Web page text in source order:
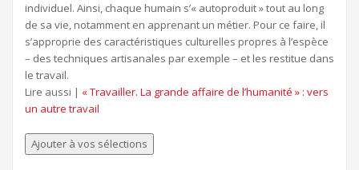
individuel. Ainsi, chaque humain s’« autoproduit » tout au long
de sa vie, notamment en apprenant un métier. Pour ce faire, il
s’approprie des caractéristiques culturelles propres à l’espèce
– des techniques artisanales par exemple – et les restitue dans
le travail.
Lire aussi | Article
réservé
nos
abonnés
« Travailler. La grande affaire de l’humanité » : vers
un autre travail
Ajouter à vos sélections